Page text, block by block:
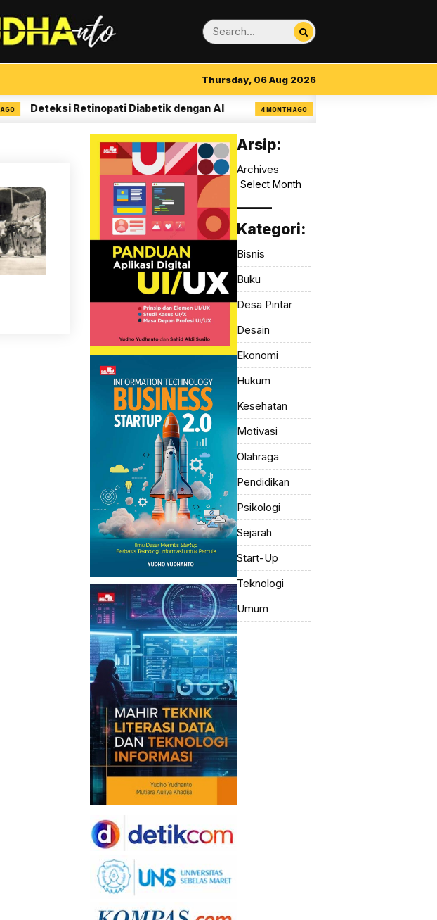
Thursday, 06 Aug 2026
Deteksi Retinopati Diabetik dengan AI 4 MONTH AGO 14 Aturan Visual Clarity
Arsip:
Archives
Kategori:
Bisnis
Buku
Desa Pintar
Desain
Ekonomi
Hukum
Kesehatan
Motivasi
Olahraga
Pendidikan
Psikologi
Sejarah
Start-Up
Teknologi
Umum